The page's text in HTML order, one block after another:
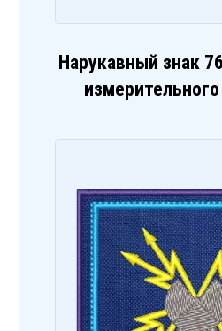
Нарукавный знак